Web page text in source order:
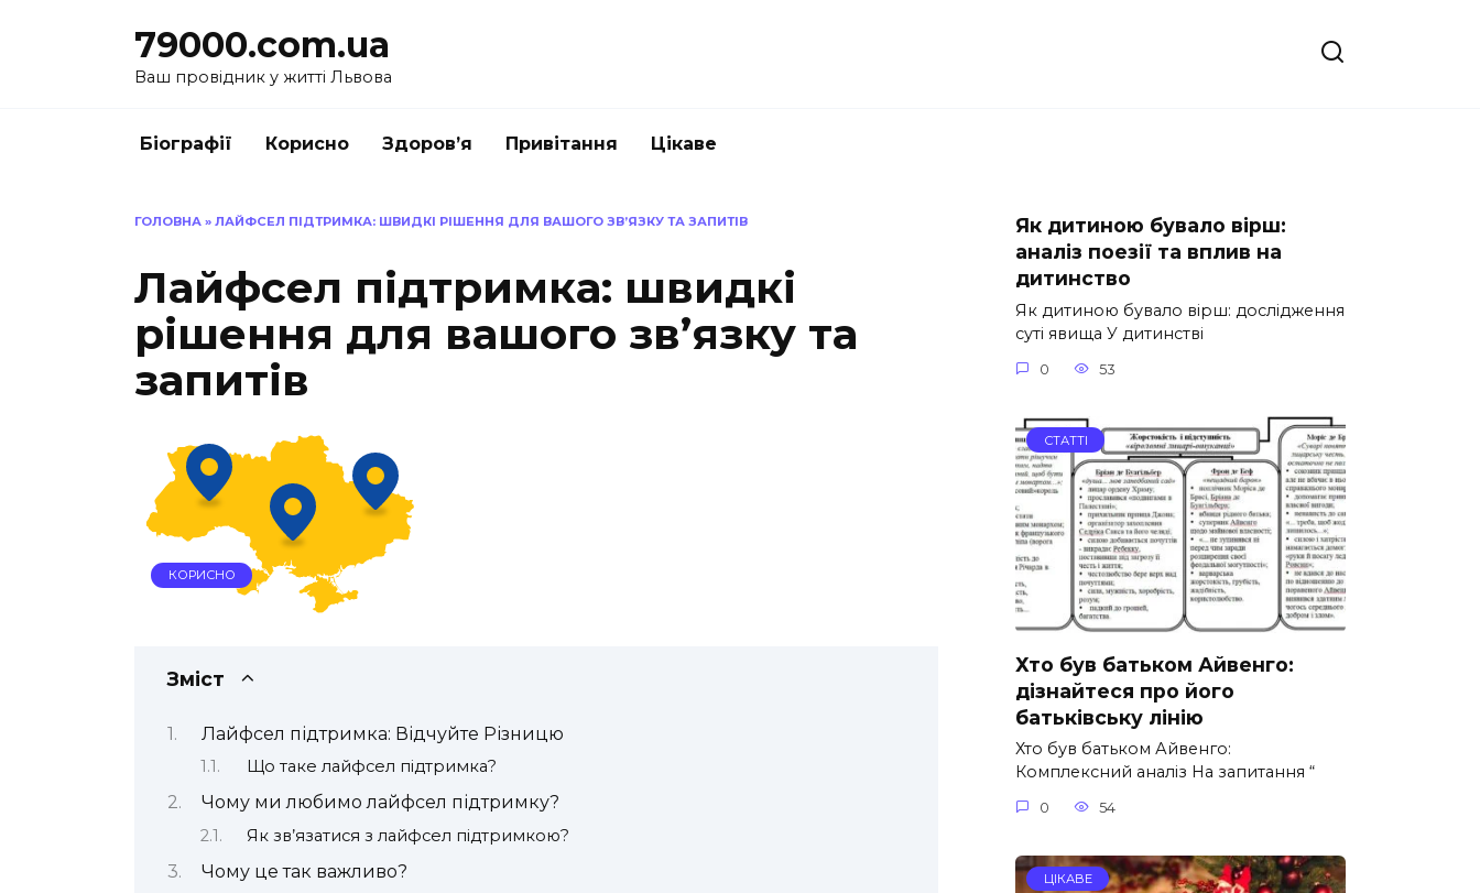
79000.com.ua
Ваш провідник у житті Львова
Біографії Корисно Здоров’я Привітання Цікаве
ГОЛОВНА » ЛАЙФСЕЛ ПІДТРИМКА: ШВИДКІ РІШЕННЯ ДЛЯ ВАШОГО ЗВ’ЯЗКУ ТА ЗАПИТІВ
Лайфсел підтримка: швидкі
рішення для вашого зв’язку та
запитів
КОРИСНО
Зміст
Лайфсел підтримка: Відчуйте Різницю
Що таке лайфсел підтримка?
Чому ми любимо лайфсел підтримку?
Як зв’язатися з лайфсел підтримкою?
Чому це так важливо?
Як дитиною бувало вірш:
аналіз поезії та вплив на
дитинство
Як дитиною бувало вірш: дослідження
суті явища У дитинстві
0 53
СТАТТІ
Хто був батьком Айвенго:
дізнайтеся про його
батьківську лінію
Хто був батьком Айвенго:
Комплексний аналіз На запитання “
0 54
ЦІКАВЕ